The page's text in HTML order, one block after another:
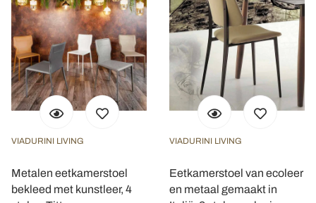
VIADURINI LIVING
Metalen eetkamerstoel
bekleed met kunstleer, 4
VIADURINI LIVING
Eetkamerstoel van ecoleer
en metaal gemaakt in